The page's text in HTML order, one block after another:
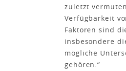
zuletzt
Verfügbarkeit
Faktoren sind
insbesondere
mögliche
gehören.“